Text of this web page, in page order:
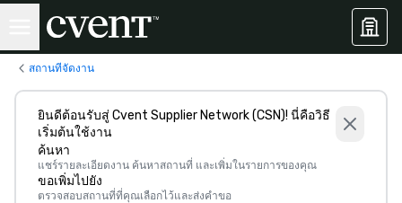
สถานที่จัดงาน
ยินดีต้อนรับสู่ Cvent Supplier Network (CSN)! นี่คือวิธี
เริ่มต้นใช้งาน
ค้นหา
แชร์รายละเอียดงาน ค้นหาสถานที่ และเพิ่มในรายการของคุณ
ขอเพิ่มไปยัง
ตรวจสอบสถานที่ที่คุณเลือกไว้และส่งคำขอ